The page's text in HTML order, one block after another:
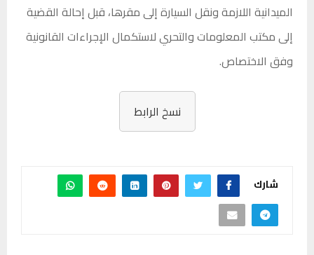
الميدانية اللازمة ونقل السيارة إلى مقرها، قبل إحالة القضية
إلى مكتب المعلومات والتحري لاستكمال الإجراءات القانونية
وفق الاختصاص.
نسخ الرابط
شارك